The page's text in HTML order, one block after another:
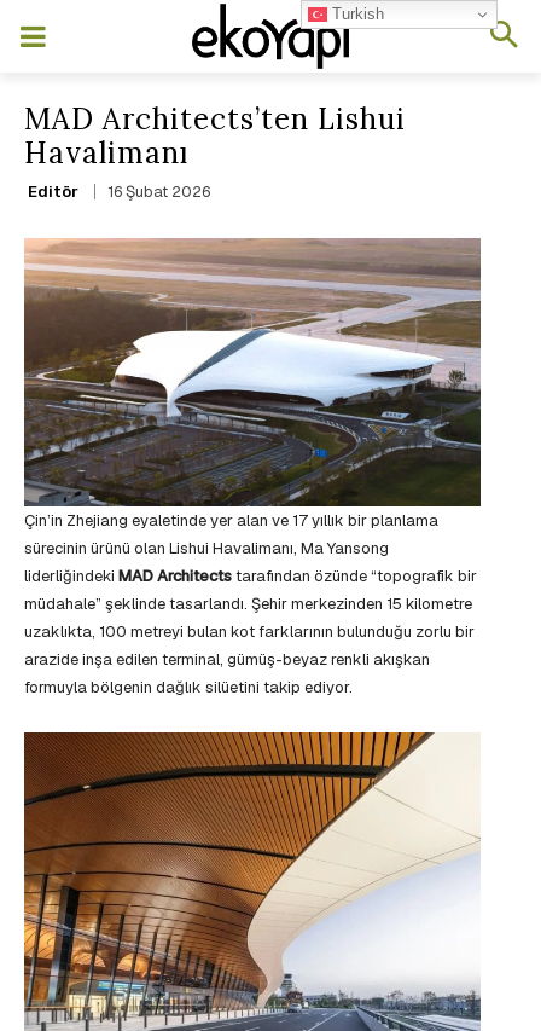
MAD Architects’ten Lishui
Havalimanı
Editör 16 Şubat 2026
Çin’in Zhejiang eyaletinde yer alan ve 17 yıllık bir planlama
sürecinin ürünü olan Lishui Havalimanı, Ma Yansong
liderliğindeki MAD Architectstarafından özünde “topografik bir
müdahale” şeklinde tasarlandı. Şehir merkezinden 15 kilometre
uzaklıkta, 100 metreyi bulan kot farklarının bulunduğu zorlu bir
arazide inşa edilen terminal, gümüş-beyaz renkli akışkan
formuyla bölgenin dağlık silüetini takip ediyor.
Turkish